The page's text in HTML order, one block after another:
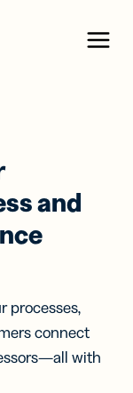
Menu
and
processes,
connect
with